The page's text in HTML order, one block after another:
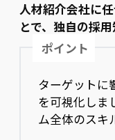
人材紹介会社に
とで、独自の採
ポイント
ターゲットに
を可視化しま
ム全体のスキ